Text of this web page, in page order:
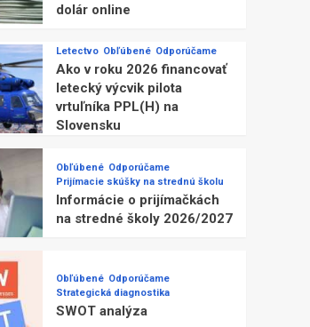
dolár online
Letectvo Obľúbené Odporúčame
Ako v roku 2026 financovať
letecký výcvik pilota
vrtuľníka PPL(H) na
Slovensku
Obľúbené Odporúčame
Prijímacie skúšky na strednú školu
Informácie o prijímačkách
na stredné školy 2026/2027
Obľúbené Odporúčame
Strategická diagnostika
SWOT analýza